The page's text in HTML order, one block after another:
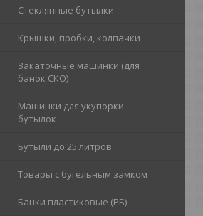
Стеклянные бутылки
Крышки, пробки, колпачки
Закаточные машинки (для
банок СКО)
Машинки для укупорки
бутылок
Бутыли до 25 литров
Товары с бугельным замком
Банки пластиковые (РБ)